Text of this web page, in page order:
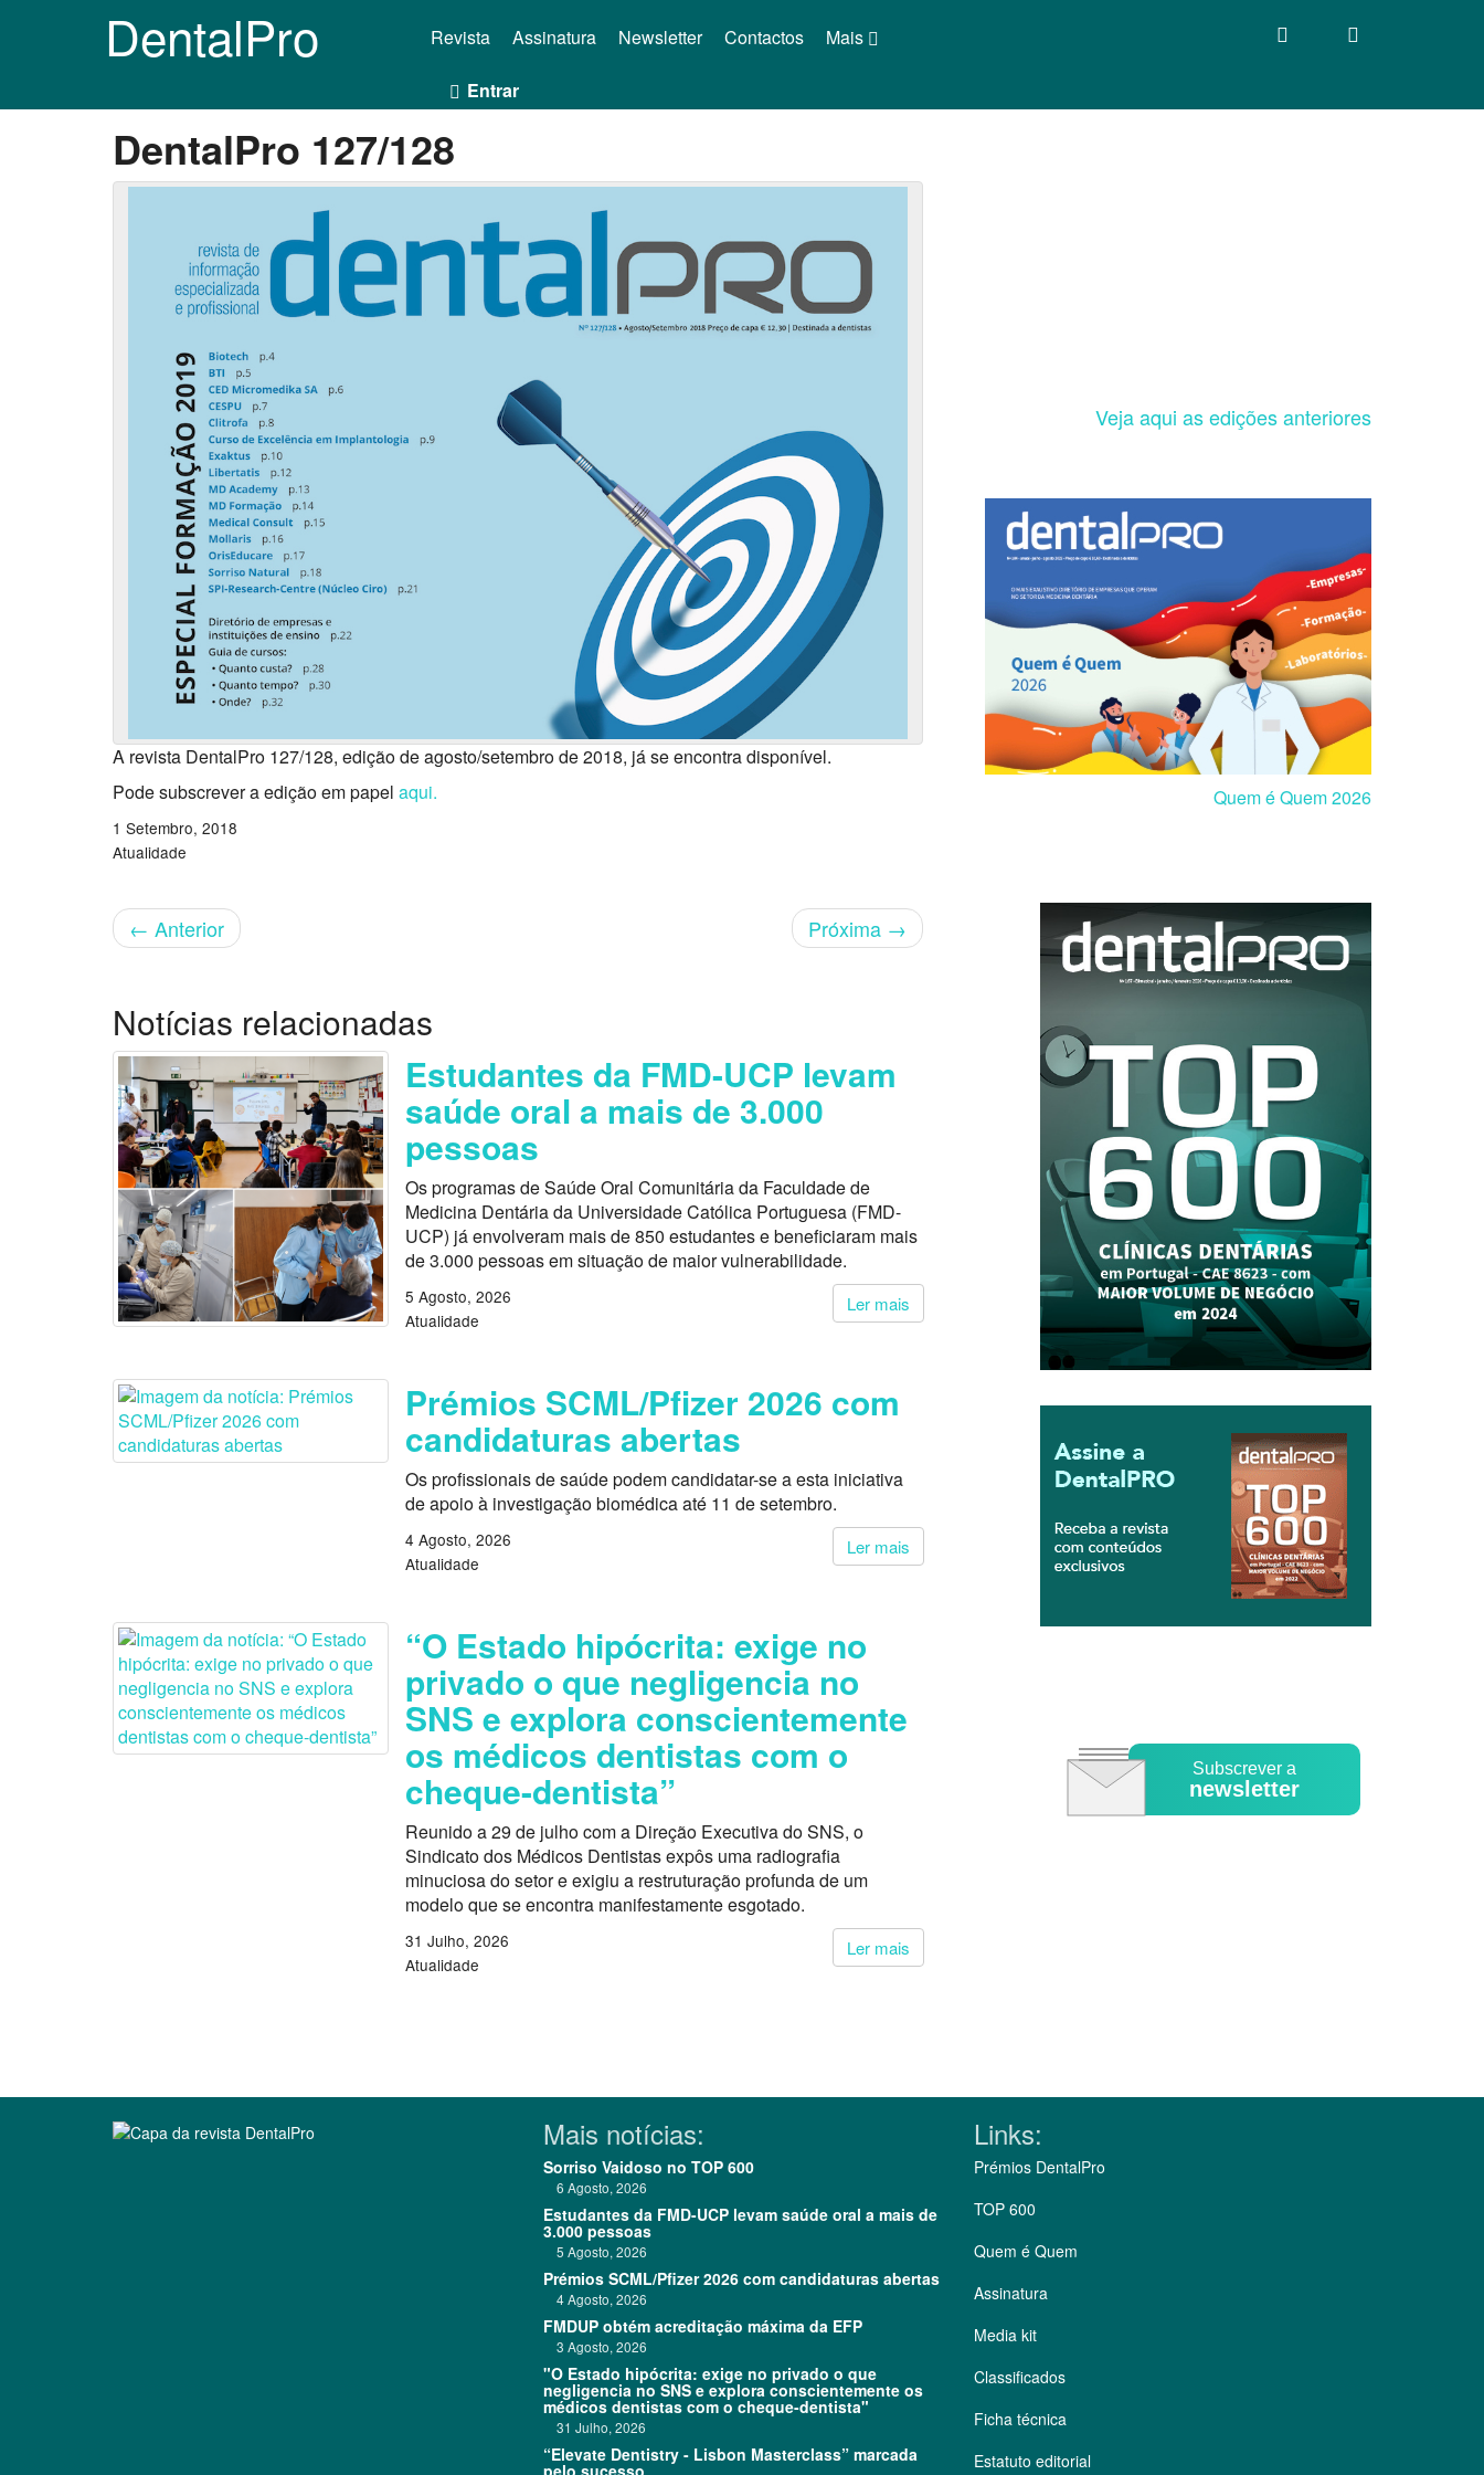
DentalPro Mais
Revista Assinatura Newsletter Contactos
Entrar
DentalPro 127/128
A revista DentalPro 127/128, edição de agosto/setembro de 2018, já se encontra disponível.
Pode subscrever a edição em papel aqui.
1 Setembro, 2018
Atualidade
← Anterior Próxima →
Veja aqui as edições anteriores
Quem é Quem 2026
Subscrever a
newsletter
Notícias relacionadas
Estudantes da FMD-UCP levam
saúde oral a mais de 3.000
pessoas
Os programas de Saúde Oral Comunitária da Faculdade de
Medicina Dentária da Universidade Católica Portuguesa (FMD-
UCP) já envolveram mais de 850 estudantes e beneficiaram mais
de 3.000 pessoas em situação de maior vulnerabilidade.
Ler mais
5 Agosto, 2026
Atualidade
Prémios SCML/Pfizer 2026 com
candidaturas abertas
Os profissionais de saúde podem candidatar-se a esta iniciativa
de apoio à investigação biomédica até 11 de setembro.
Ler mais
4 Agosto, 2026
Atualidade
“O Estado hipócrita: exige no
privado o que negligencia no
SNS e explora conscientemente
os médicos dentistas com o
cheque-dentista”
Reunido a 29 de julho com a Direção Executiva do SNS, o
Sindicato dos Médicos Dentistas expôs uma radiografia
minuciosa do setor e exigiu a restruturação profunda de um
modelo que se encontra manifestamente esgotado.
Ler mais
31 Julho, 2026
Atualidade
Mais notícias:
Sorriso Vaidoso no TOP 600
6 Agosto, 2026
Estudantes da FMD-UCP levam saúde oral a mais de
3.000 pessoas
5 Agosto, 2026
Prémios SCML/Pfizer 2026 com candidaturas abertas
4 Agosto, 2026
FMDUP obtém acreditação máxima da EFP
3 Agosto, 2026
"O Estado hipócrita: exige no privado o que
negligencia no SNS e explora conscientemente os
médicos dentistas com o cheque-dentista"
31 Julho, 2026
“Elevate Dentistry - Lisbon Masterclass” marcada
pelo sucesso
Links:
Prémios DentalPro
TOP 600
Quem é Quem
Assinatura
Media kit
Classificados
Ficha técnica
Estatuto editorial